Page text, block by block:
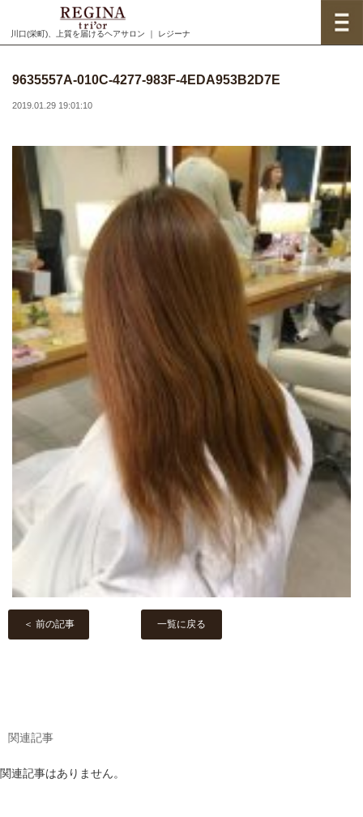
川口(栄町)、上質を届けるヘアサロン ｜ レジーナ
9635557A-010C-4277-983F-4EDA953B2D7E
2019.01.29 19:01:10
＜ 前の記事 一覧に戻る
関連記事
関連記事はありません。